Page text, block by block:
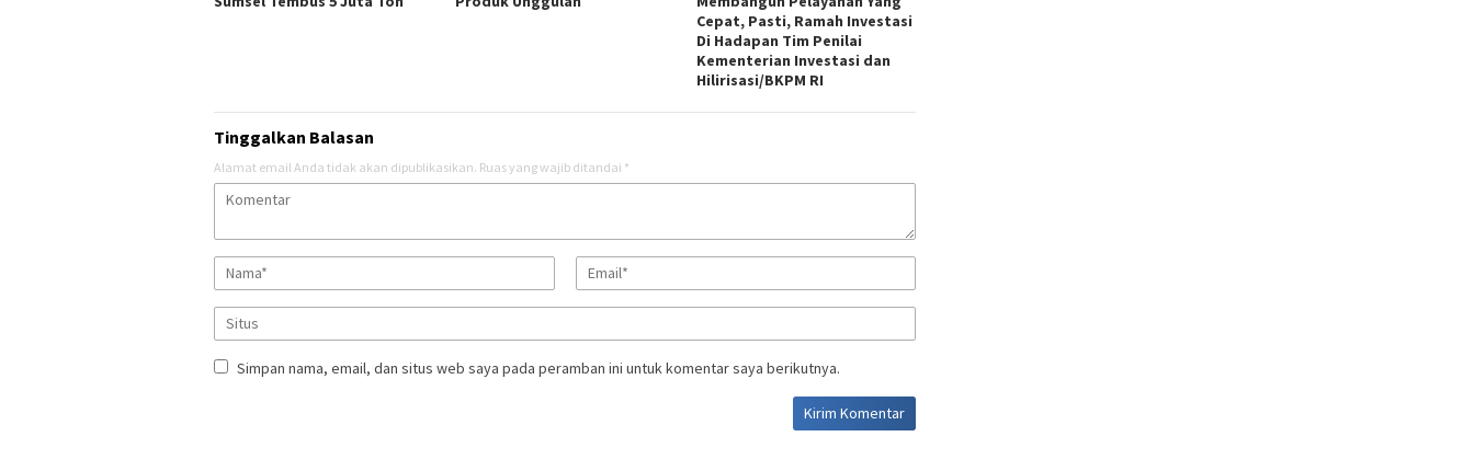
Cepat, Pasti, Ramah Investasi
Di Hadapan Tim Penilai
Kementerian Investasi dan
Hilirisasi/BKPM RI
Tinggalkan Balasan
Alamat email Anda tidak akan dipublikasikan. Ruas yang wajib ditandai *
Simpan nama, email, dan situs web saya pada peramban ini untuk komentar saya berikutnya.